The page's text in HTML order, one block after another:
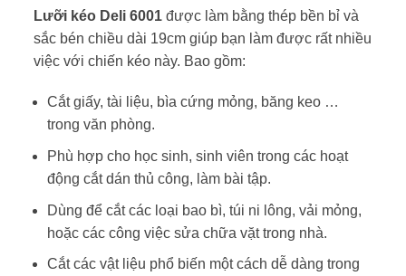
Lưỡi kéo Deli 6001được làm bằng thép bền bỉ và
sắc bén chiều dài 19cm giúp bạn làm được rất nhiều
việc với chiến kéo này. Bao gồm:
Cắt giấy, tài liệu, bìa cứng mỏng, băng keo …
trong văn phòng.
Phù hợp cho học sinh, sinh viên trong các hoạt
động cắt dán thủ công, làm bài tập.
Dùng để cắt các loại bao bì, túi ni lông, vải mỏng,
hoặc các công việc sửa chữa vặt trong nhà.
Cắt các vật liệu phổ biến một cách dễ dàng trong